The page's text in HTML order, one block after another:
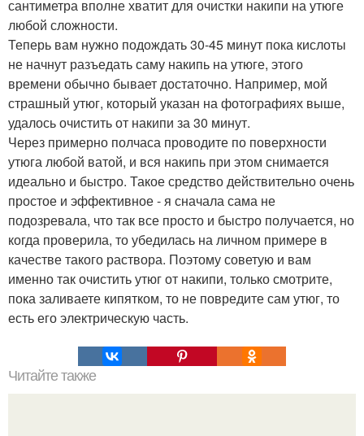
сантиметра вполне хватит для очистки накипи на утюге
любой сложности.
Теперь вам нужно подождать 30-45 минут пока кислоты
не начнут разъедать саму накипь на утюге, этого
времени обычно бывает достаточно. Например, мой
страшный утюг, который указан на фотографиях выше,
удалось очистить от накипи за 30 минут.
Через примерно полчаса проводите по поверхности
утюга любой ватой, и вся накипь при этом снимается
идеально и быстро. Такое средство действительно очень
простое и эффективное - я сначала сама не
подозревала, что так все просто и быстро получается, но
когда проверила, то убедилась на личном примере в
качестве такого раствора. Поэтому советую и вам
именно так очистить утюг от накипи, только смотрите,
пока заливаете кипятком, то не повредите сам утюг, то
есть его электрическую часть.
Читайте также